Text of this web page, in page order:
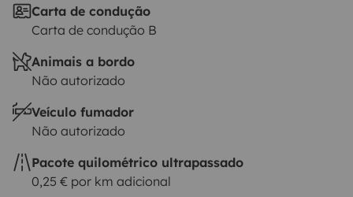
Carta de condução
Carta de condução B
Animais a bordo
Não autorizado
Veículo fumador
Não autorizado
Pacote quilométrico ultrapassado
0,25 € por km adicional